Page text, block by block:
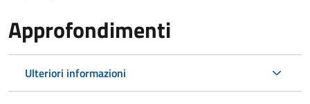
Approfondimenti
Ulteriori informazioni